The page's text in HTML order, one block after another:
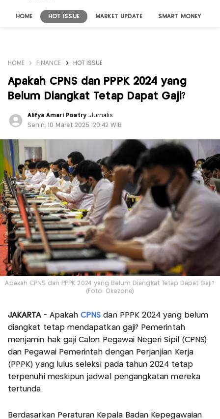
HOME HOT ISSUE MARKET UPDATE SMART MONEY
HOME FINANCE HOT ISSUE
Apakah CPNS dan PPPK 2024 yang
Belum Diangkat Tetap Dapat Gaji?
Alifya Amari Poetry ,Jurnalis
Senin, 10 Maret 2025 |20:42 WIB
Apakah CPNS dan PPPK 2024 yang Belum Diangkat Tetap Dapat Gaji?
(Foto: Okezone)
JAKARTA - ApakahCPNS dan PPPK 2024 yang belum
diangkat tetap mendapatkan gaji? Pemerintah
menjamin hak gaji Calon Pegawai Negeri Sipil (CPNS)
dan Pegawai Pemerintah dengan Perjanjian Kerja
(PPPK) yang lulus seleksi pada tahun 2024 tetap
terpenuhi meskipun jadwal pengangkatan mereka
tertunda.
Berdasarkan Peraturan Kepala Badan Kepegawaian